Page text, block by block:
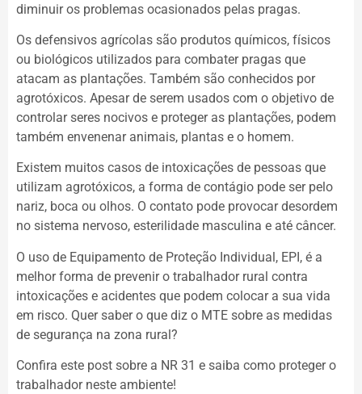
diminuir os problemas ocasionados pelas pragas.
Os defensivos agrícolas são produtos químicos, físicos
ou biológicos utilizados para combater pragas que
atacam as plantações. Também são conhecidos por
agrotóxicos. Apesar de serem usados com o objetivo de
controlar seres nocivos e proteger as plantações, podem
também envenenar animais, plantas e o homem.
Existem muitos casos de intoxicações de pessoas que
utilizam agrotóxicos, a forma de contágio pode ser pelo
nariz, boca ou olhos. O contato pode provocar desordem
no sistema nervoso, esterilidade masculina e até câncer.
O uso de Equipamento de Proteção Individual, EPI, é a
melhor forma de prevenir o trabalhador rural contra
intoxicações e acidentes que podem colocar a sua vida
em risco. Quer saber o que diz o MTE sobre as medidas
de segurança na zona rural?
Confira este post sobre a NR 31 e saiba como proteger o
trabalhador neste ambiente!